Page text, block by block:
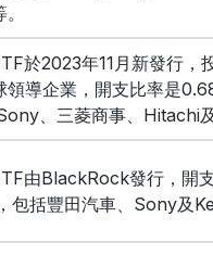
於2023年11月新發行，
領導企業，開支比率是
、三菱商事、Hitachi
由BlackRock發行，開
包括豐田汽車、Sony及